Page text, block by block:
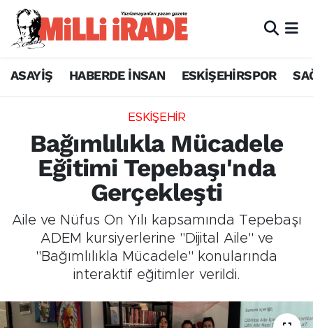
ASAYİŞ HABERDE İNSAN ESKİŞEHİRSPOR
ESKİŞEHİR
Bağımlılıkla Mücadele
Eğitimi Tepebaşı'nda
Gerçekleşti
Aile ve Nüfus On Yılı kapsamında Tepebaşı
ADEM kursiyerlerine "Dijital Aile" ve
"Bağımlılıkla Mücadele" konularında
interaktif eğitimler verildi.